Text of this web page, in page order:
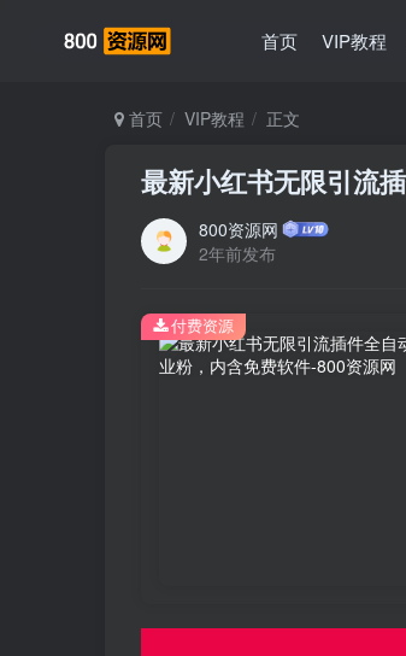
首页 VIP教程
首页 VIP教程 正文
最新小红书无限引流
800资源网
2年前发布
付费资源